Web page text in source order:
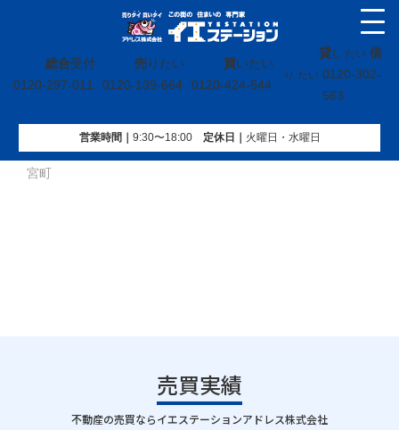
総合受付
0120-297-011
売りたい
0120-139-664
買いたい
0120-424-544
貸し たい 借
り たい 0120-302-
563
営業時間｜ 9:30〜18:00定休⽇｜ 火曜⽇・水曜⽇
イエステーション»売買実績»戸建»茨城県常陸太田市里野
宮町
売買実績
｜
不動産の売買ならイエステーションアドレス株式会社